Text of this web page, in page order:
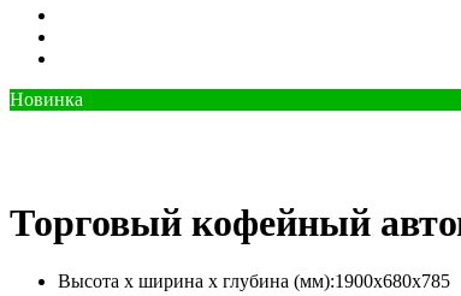
Новинка
Торговый кофейный
Высота х ширина х глубина (мм):1900х680х785